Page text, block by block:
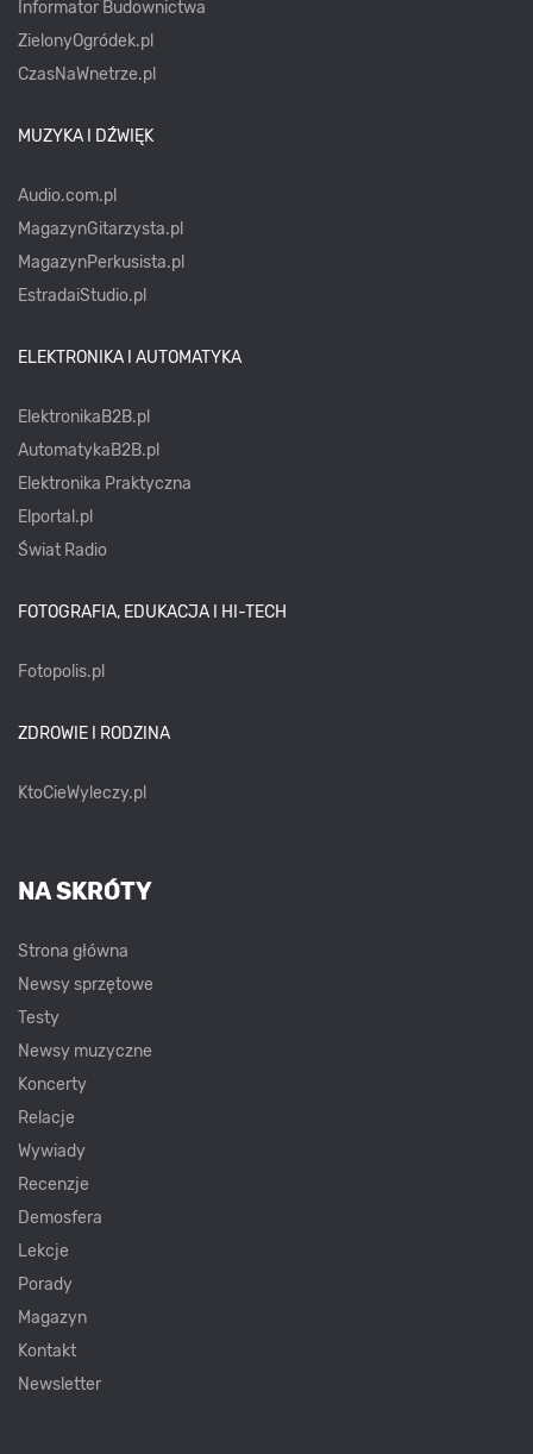
Informator Budownictwa
ZielonyOgródek.pl
CzasNaWnetrze.pl
MUZYKA I DŹWIĘK
Audio.com.pl
MagazynGitarzysta.pl
MagazynPerkusista.pl
EstradaiStudio.pl
ELEKTRONIKA I AUTOMATYKA
ElektronikaB2B.pl
AutomatykaB2B.pl
Elektronika Praktyczna
Elportal.pl
Świat Radio
FOTOGRAFIA, EDUKACJA I HI-TECH
Fotopolis.pl
ZDROWIE I RODZINA
KtoCieWyleczy.pl
NA SKRÓTY
Strona główna
Newsy sprzętowe
Testy
Newsy muzyczne
Koncerty
Relacje
Wywiady
Recenzje
Demosfera
Lekcje
Porady
Magazyn
Kontakt
Newsletter